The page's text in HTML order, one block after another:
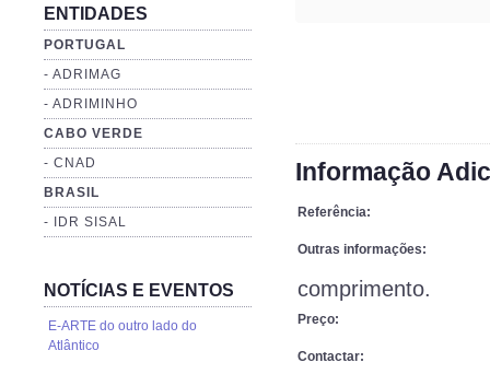
ENTIDADES
PORTUGAL
- ADRIMAG
- ADRIMINHO
CABO VERDE
- CNAD
BRASIL
- IDR SISAL
NOTÍCIAS E EVENTOS
E-ARTE do outro lado do
Atlântico
Informação
Referência:
Outras informações:
comprimento.
Preço:
Contactar: